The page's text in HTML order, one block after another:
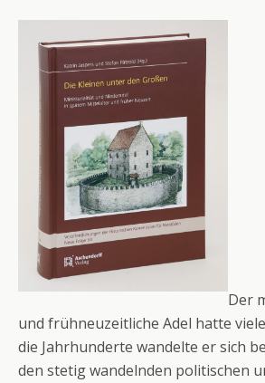
Der
und frühneuzeitliche Adel hatte
die Jahrhunderte wandelte er sich
den stetig wandelnden politischen